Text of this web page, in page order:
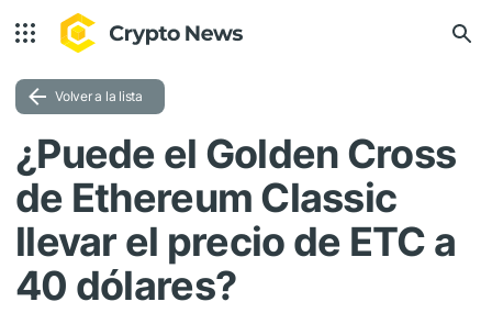
Volver a la lista
¿Puede el Golden Cross
de Ethereum Classic
llevar el precio de ETC a
40 dólares?